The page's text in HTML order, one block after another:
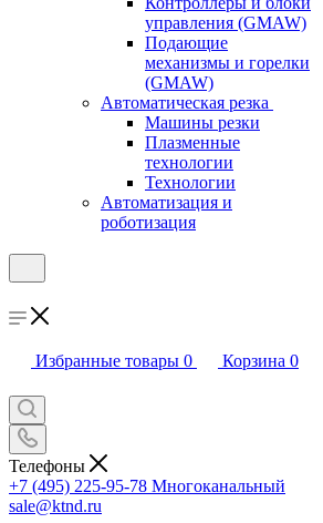
управления (GMAW)
Подающие
механизмы и горелки
(GMAW)
Автоматическая резка
Машины резки
Плазменные
технологии
Технологии
Автоматизация и
роботизация
Избранные товары 0 Корзина 0
Телефоны
+7 (495) 225-95-78 Многоканальный
sale@ktnd.ru